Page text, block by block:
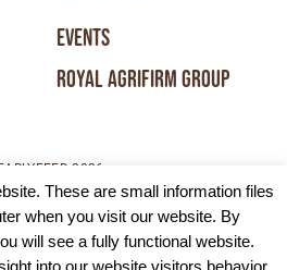
EVENTS
ROYAL AGRIFIRM GROUP
2026
POLICY ALGEMENE VOORWAARDEN
These are small information files
when you visit our website. By
will see a fully functional website.
into our website visitors behavior.